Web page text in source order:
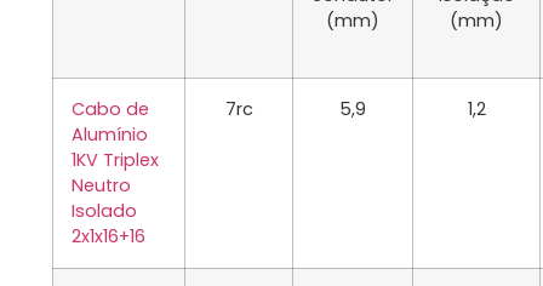
(mm)
(mm)
Cabo de
Alumínio
1KV Triplex
Neutro
Isolado
2x1x16+16
7rc 5,9 1,2